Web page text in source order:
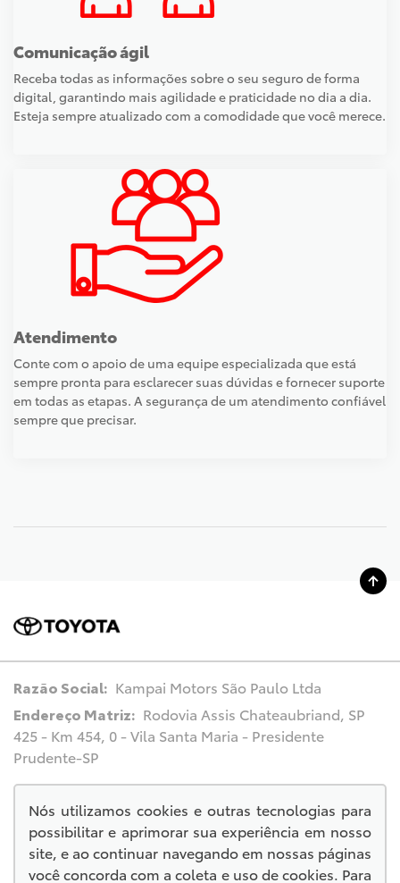
Comunicação ágil
Receba todas as informações sobre o seu seguro de forma
digital, garantindo mais agilidade e praticidade no dia a dia.
Esteja sempre atualizado com a comodidade que você merece.
Atendimento
Conte com o apoio de uma equipe especializada que está
sempre pronta para esclarecer suas dúvidas e fornecer suporte
em todas as etapas. A segurança de um atendimento confiável
sempre que precisar.
Razão Social: Kampai Motors São Paulo Ltda
Endereço Matriz: Rodovia Assis Chateaubriand, SP
425 - Km 454, 0 - Vila Santa Maria - Presidente
Prudente-SP
© Copyright 2026
AutoForce - Todos os direitos reservados.
Nós utilizamos cookies e outras tecnologias para
possibilitar e aprimorar sua experiência em nosso
site, e ao continuar navegando em nossas páginas
você concorda com a coleta e uso de cookies. Para